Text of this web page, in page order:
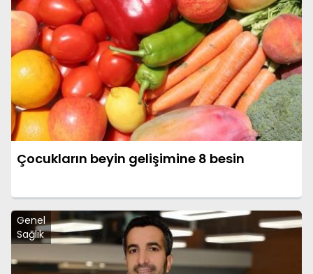
Çocukların beyin gelişimine 8 besin
Genel
Sağlık